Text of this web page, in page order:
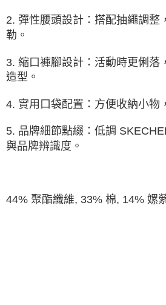
2. 彈性腰頭設計：搭配抽繩調整
勒。
3. 縮口褲腳設計：活動時更俐落
造型。
4. 實用口袋配置：方便收納小物
5. 品牌細節點綴：低調
與品牌辨識度。
44% 聚酯纖維, 33% 棉, 14% 嫘